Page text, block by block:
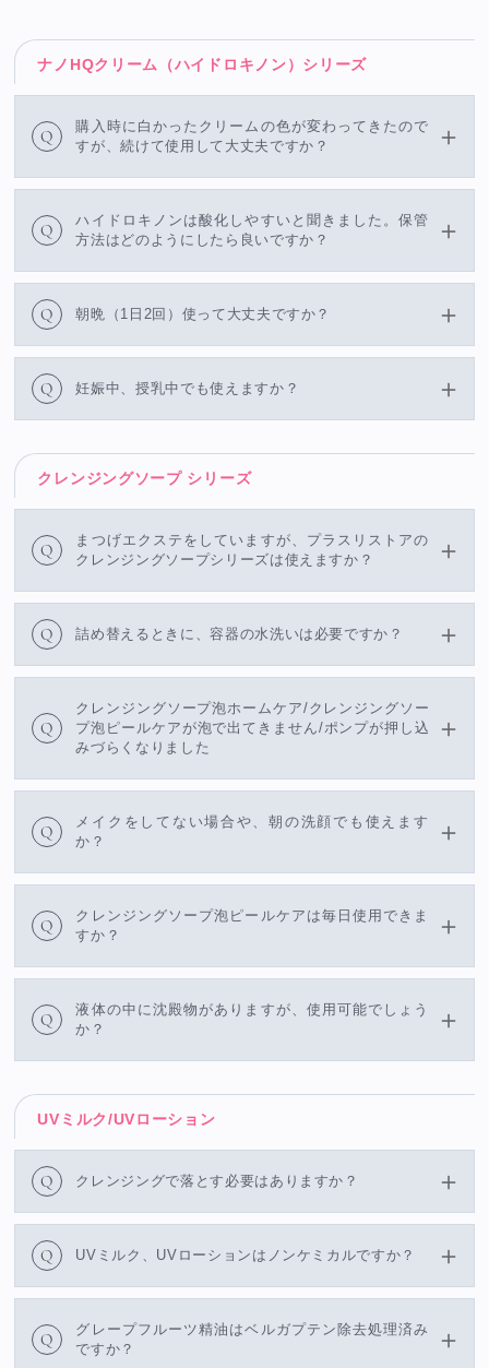
ナノHQクリーム（ハイドロキノン）シリーズ
Q
購入時に白かったクリームの色が変わってきたので
すが、続けて使用して大丈夫ですか？
Q
ハイドロキノンは酸化しやすいと聞きました。保管
方法はどのようにしたら良いですか？
Q 朝晩（1日2回）使って大丈夫ですか？
Q 妊娠中、授乳中でも使えますか？
クレンジングソープ シリーズ
Q
まつげエクステをしていますが、プラスリストアの
クレンジングソープシリーズは使えますか？
Q 詰め替えるときに、容器の水洗いは必要ですか？
Q
クレンジングソープ泡ホームケア/クレンジングソー
プ泡ピールケアが泡で出てきません/ポンプが押し込
みづらくなりました
Q
メイクをしてない場合や、朝の洗顔でも使えます
か？
Q
クレンジングソープ泡ピールケアは毎日使用できま
すか？
Q
液体の中に沈殿物がありますが、使用可能でしょう
か？
UVミルク/UVローション
Q クレンジングで落とす必要はありますか？
Q UVミルク、UVローションはノンケミカルですか？
Q
グレープフルーツ精油はベルガプテン除去処理済み
ですか？